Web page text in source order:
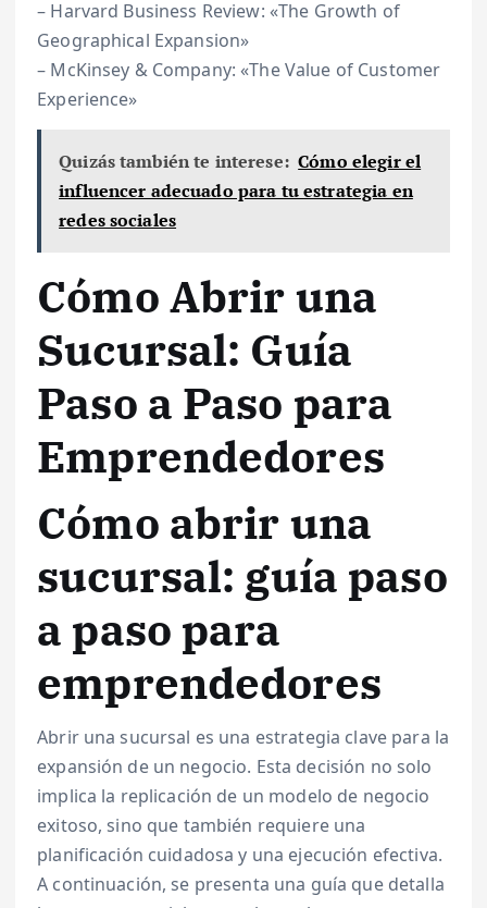
– Harvard Business Review: «The Growth of
Geographical Expansion»
– McKinsey & Company: «The Value of Customer
Experience»
Quizás también te interese: Cómo elegir el
influencer adecuado para tu estrategia en
redes sociales
Cómo Abrir una
Sucursal: Guía
Paso a Paso para
Emprendedores
Cómo abrir una
sucursal: guía paso
a paso para
emprendedores
Abrir una sucursal es una estrategia clave para la
expansión de un negocio. Esta decisión no solo
implica la replicación de un modelo de negocio
exitoso, sino que también requiere una
planificación cuidadosa y una ejecución efectiva.
A continuación, se presenta una guía que detalla